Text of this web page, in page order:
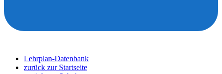
Lehrplan-Datenbank
zurück zur Startseite